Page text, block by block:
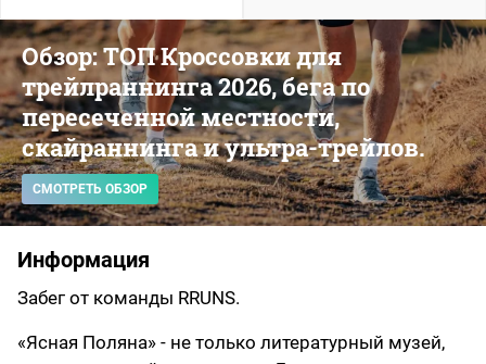
Обзор: ТОП Кроссовки для
трейлраннинга 2026, бега по
пересеченной местности,
скайраннинга и ультра-трейлов.
СМОТРЕТЬ ОБЗОР
Информация
Забег от команды RRUNS.
«Ясная Поляна» - не только литературный музей,